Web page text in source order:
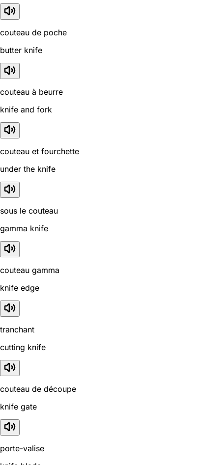
couteau de poche
butter knife
couteau à beurre
knife and fork
couteau et fourchette
under the knife
sous le couteau
gamma knife
couteau gamma
knife edge
tranchant
cutting knife
couteau de découpe
knife gate
porte-valise